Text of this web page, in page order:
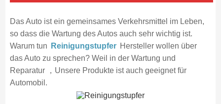
Das Auto ist ein gemeinsames Verkehrsmittel im Leben,
so dass die Wartung des Autos auch sehr wichtig ist.
Warum tun
Reinigungstupfer Hersteller wollen über
das Auto zu sprechen? Weil in der Wartung und
Reparatur ，Unsere Produkte ist auch geeignet für
Automobil.